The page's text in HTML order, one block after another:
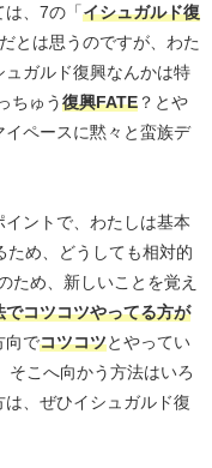
、7の「イシュガルド復
とは思うのですが、わた
ガルド復興なんかは特
ちゅう復興FATE ？とや
ペースに黙々と蛮族デ
イントで、わたしは基本
ため、どうしても相対的
ため、新しいことを覚え
でコツコツやってる方が
向でコツコツとやってい
そこへ向かう方法はいろ
、ぜひイシュガルド復